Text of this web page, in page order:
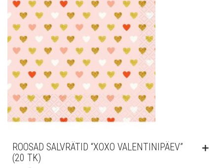
ROOSAD SALVRÄTID “XOXO VALENTINIPÄEV”
(20 TK)